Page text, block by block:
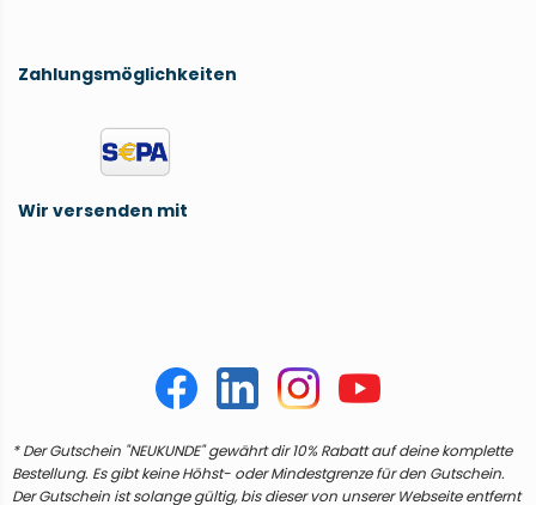
Zahlungsmöglichkeiten
Wir versenden mit
* Der Gutschein "NEUKUNDE" gewährt dir 10% Rabatt auf deine komplette
Bestellung. Es gibt keine Höhst- oder Mindestgrenze für den Gutschein.
Der Gutschein ist solange gültig, bis dieser von unserer Webseite entfernt